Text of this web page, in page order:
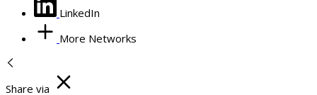
LinkedIn
More Networks
Share via